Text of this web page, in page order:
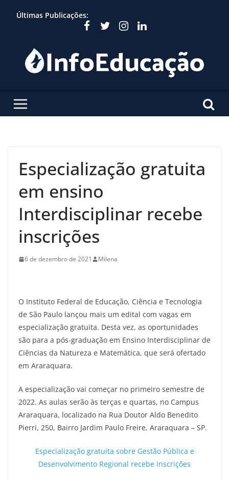
Últimas Publicações:
Especialização gratuita
em ensino
Interdisciplinar recebe
inscrições
6 de dezembro de 2021 Milena
O Instituto Federal de Educação, Ciência e Tecnologia
de São Paulo lançou mais um edital com vagas em
especialização gratuita. Desta vez, as oportunidades
são para a pós-graduação em Ensino Interdisciplinar de
Ciências da Natureza e Matemática, que será ofertado
em Araraquara.
A especialização vai começar no primeiro semestre de
2022. As aulas serão às terças e quartas, no Campus
Araraquara, localizado na Rua Doutor Aldo Benedito
Pierri, 250, Bairro Jardim Paulo Freire, Araraquara – SP.
Especialização gratuita sobre Gestão Pública e
Desenvolvimento Regional recebe inscrições